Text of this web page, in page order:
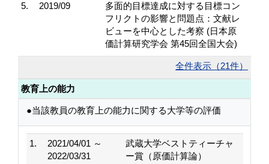
5. 2019/09
多面的目標達成に対する目標コン
フリクトの影響と問題点：文献レ
ビューを中心とした考察 (日本原
価計算研究学会 第45回全国大会)
全件表示（21件）
教育上の能力
●当該教員の教育上の能力に関する大学等の評価
1.
2021/04/01 ～
2022/03/31
武蔵大学ベストティーチャ
ー賞（原価計算論）